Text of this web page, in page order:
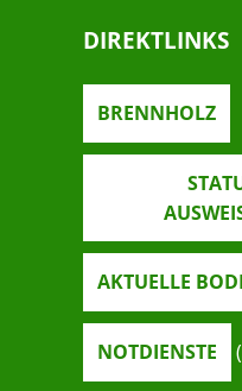
DIREKTLINKS
BRENNHOLZ
AKTUELLE
NOTDIENSTE